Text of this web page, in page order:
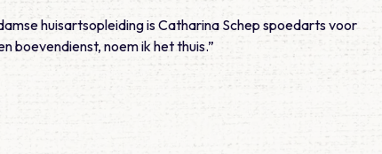
huisartsopleiding is Catharina Schep spoedarts voor
boevendienst, noem ik het thuis.”